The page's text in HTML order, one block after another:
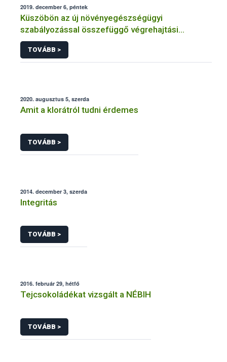
2019. december 6, péntek
Küszöbön az új növényegészségügyi
szabályozással összefüggő végrehajtási
rendelet megjelenése
TOVÁBB >
2020. augusztus 5, szerda
Amit a klorátról tudni érdemes
TOVÁBB >
2014. december 3, szerda
Integritás
TOVÁBB >
2016. február 29, hétfő
Tejcsokoládékat vizsgált a NÉBIH
TOVÁBB >